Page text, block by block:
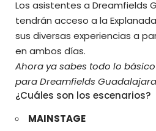
Los asistentes a Dreamfields
tendrán acceso a la
sus diversas experiencias a
en ambos días.
Ahora ya sabes todo lo
para Dreamfields
¿Cuáles son los escenarios?
MAINSTAGE